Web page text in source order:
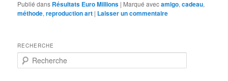
Publié dans Résultats Euro Millions | Marqué avecamigo,cadeau,
méthode,reproduction art | Laisser un commentaire
RECHERCHE
e